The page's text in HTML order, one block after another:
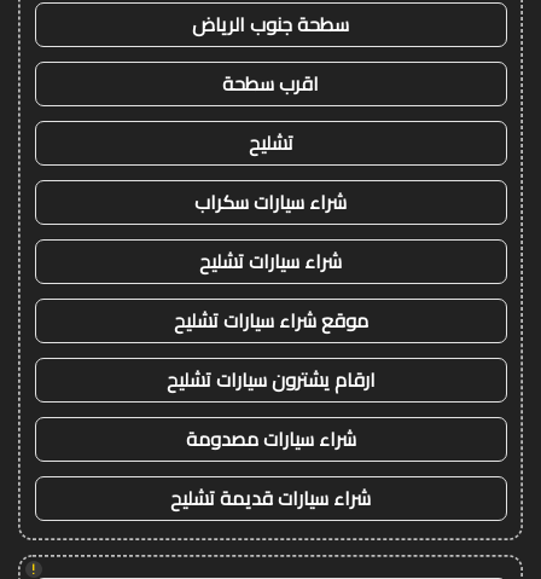
سطحة جنوب الرياض
اقرب سطحة
تشليح
شراء سيارات سكراب
شراء سيارات تشليح
موقع شراء سيارات تشليح
ارقام يشترون سيارات تشليح
شراء سيارات مصدومة
شراء سيارات قديمة تشليح
!